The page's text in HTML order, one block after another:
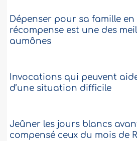
Dépenser pour sa famille
récompense est une des
aumônes
Invocations qui peuvent
d’une situation difficile
Jeûner les jours blancs
compensé ceux du mois de